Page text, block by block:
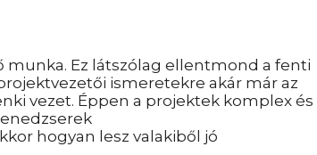
Ez látszólag ellentmond a fenti
ismeretekre akár már az
vezet. Éppen a projektek komplex és
hogyan lesz valakiből jó